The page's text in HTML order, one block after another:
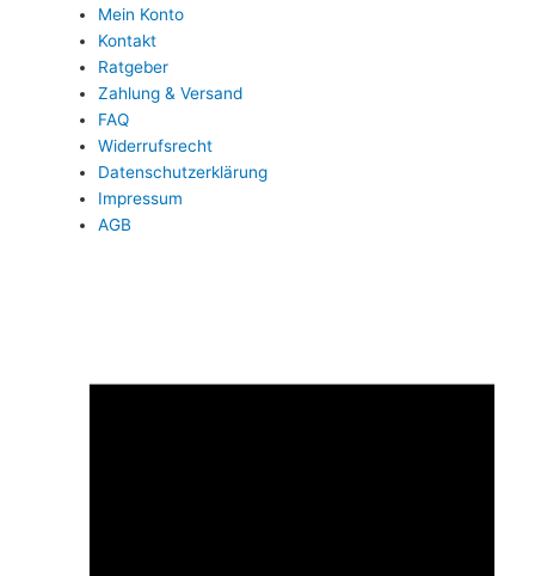
Mein Konto
Kontakt
Ratgeber
Zahlung & Versand
FAQ
Widerrufsrecht
Datenschutzerklärung
Impressum
AGB